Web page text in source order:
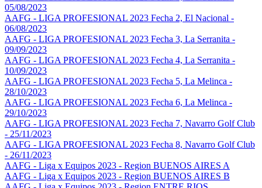
05/08/2023
AAFG - LIGA PROFESIONAL 2023 Fecha 2, El Nacional -
06/08/2023
AAFG - LIGA PROFESIONAL 2023 Fecha 3, La Serranita -
09/09/2023
AAFG - LIGA PROFESIONAL 2023 Fecha 4, La Serranita -
10/09/2023
AAFG - LIGA PROFESIONAL 2023 Fecha 5, La Melinca -
28/10/2023
AAFG - LIGA PROFESIONAL 2023 Fecha 6, La Melinca -
29/10/2023
AAFG - LIGA PROFESIONAL 2023 Fecha 7, Navarro Golf Club
- 25/11/2023
AAFG - LIGA PROFESIONAL 2023 Fecha 8, Navarro Golf Club
- 26/11/2023
AAFG - Liga x Equipos 2023 - Region BUENOS AIRES A
AAFG - Liga x Equipos 2023 - Region BUENOS AIRES B